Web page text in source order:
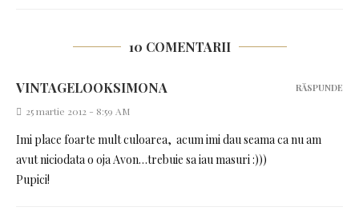
10 COMENTARII
VINTAGELOOKSIMONA
25 martie 2012 - 8:59 AM
Imi place foarte mult culoarea, acum imi dau seama ca nu am
avut niciodata o oja Avon…trebuie sa iau masuri :)))
Pupici!
RĂSPUNDE